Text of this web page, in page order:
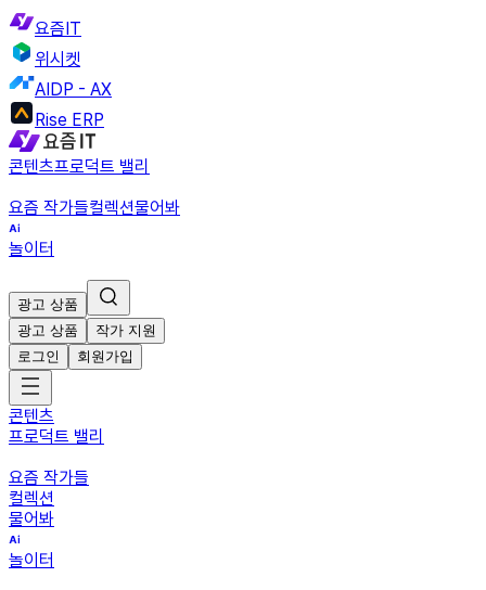
요즘IT
위시켓
AIDP - AX
Rise ERP
콘텐츠프로덕트 밸리
요즘 작가들컬렉션물어봐
놀이터
광고 상품
광고 상품
작가 지원
로그인
회원가입
콘텐츠
프로덕트 밸리
요즘 작가들
컬렉션
물어봐
놀이터